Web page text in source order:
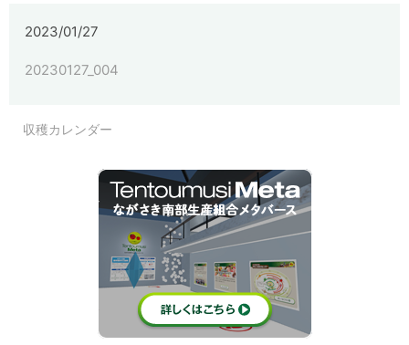
2023/01/27
20230127_004
収穫カレンダー